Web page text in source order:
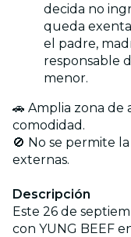
decida no
queda
el padre,
responsable
menor.
🚗 Amplia zona de
comodidad.
🚫 No se permite
externas.
Descripción
Este 26 de
con YUNG BEEF